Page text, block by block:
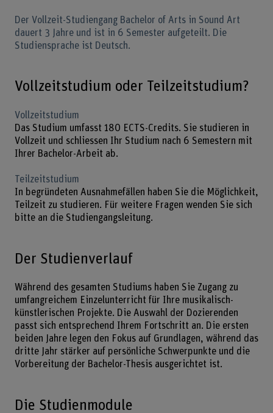
Der Vollzeit-Studiengang Bachelor of Arts in Sound Art
dauert 3 Jahre und ist in 6 Semester aufgeteilt. Die
Studiensprache ist Deutsch.
Vollzeitstudium oder Teilzeitstudium?
Vollzeitstudium
Das Studium umfasst 180 ECTS-Credits. Sie studieren in
Vollzeit und schliessen Ihr Studium nach 6 Semestern mit
Ihrer Bachelor-Arbeit ab.
Teilzeitstudium
In begründeten Ausnahmefällen haben Sie die Möglichkeit,
Teilzeit zu studieren. Für weitere Fragen wenden Sie sich
bitte an die Studiengangsleitung.
Der Studienverlauf
Während des gesamten Studiums haben Sie Zugang zu
umfangreichem Einzelunterricht für Ihre musikalisch-
künstlerischen Projekte. Die Auswahl der Dozierenden
passt sich entsprechend Ihrem Fortschritt an. Die ersten
beiden Jahre legen den Fokus auf Grundlagen, während das
dritte Jahr stärker auf persönliche Schwerpunkte und die
Vorbereitung der Bachelor-Thesis ausgerichtet ist.
Die Studienmodule